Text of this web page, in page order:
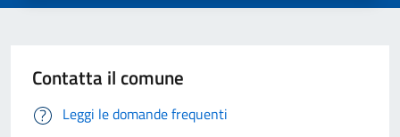
Contatta il comune
Leggi le domande frequenti